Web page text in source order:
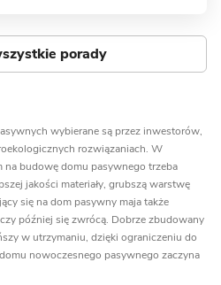
porady
wybierane są przez inwestorów,
rozwiązaniach. W
budowę domu pasywnego trzeba
jakości materiały, grubszą warstwę
się na dom pasywny maja także
później się zwrócą. Dobrze zbudowany
w utrzymaniu, dzięki ograniczeniu do
nowoczesnego pasywnego zaczyna